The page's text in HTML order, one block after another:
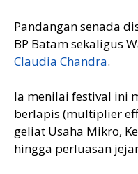
Pandangan senada
BP Batam sekaligus
Claudia Chandra.
Ia menilai festival ini
berlapis (multiplier
geliat Usaha Mikro,
hingga perluasan